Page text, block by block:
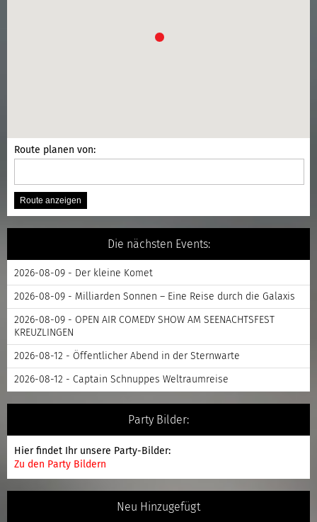
Route planen von:
Die nächsten Events:
2026-08-09 - Der kleine Komet
2026-08-09 - Milliarden Sonnen – Eine Reise durch die Galaxis
2026-08-09 - OPEN AIR COMEDY SHOW AM SEENACHTSFEST
KREUZLINGEN
2026-08-12 - Öffentlicher Abend in der Sternwarte
2026-08-12 - Captain Schnuppes Weltraumreise
Party Bilder:
Hier findet Ihr unsere Party-Bilder:
Zu den Party Bildern
Neu Hinzugefügt